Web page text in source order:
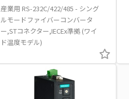
産業用 RS-232C/422/485 - シング
ルモードファイバーコンバータ
ー,STコネクター,IECEx準拠 (ワイ
ド温度モデル)